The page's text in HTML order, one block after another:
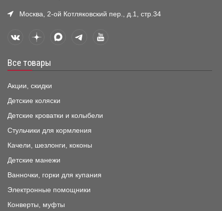
Москва, 2-ой Котляковский пер., д.1, стр.34
Все товары
Акции, скидки
Детские коляски
Детские кроватки и колыбели
Стульчики для кормления
Качели, шезлонги, коконы
Детские манежи
Ванночки, горки для купания
Электронные помощники
Конверты, муфты